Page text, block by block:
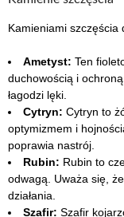
Kamieniami szczęścia
Ametyst: Ten
duchowością i
łagodzi lęki.
Cytryn: Cytryn to
optymizmem i
poprawia nastrój.
Rubin: Rubin to
odwagą. Uważa się,
działania.
Szafir: Szafir